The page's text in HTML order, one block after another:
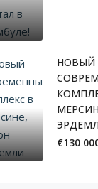
НОВЫЙ
€130